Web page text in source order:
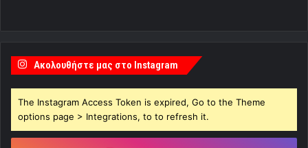
Ακολουθήστε μας στο Instagram
The Instagram Access Token is expired, Go to the Theme
options page > Integrations, to to refresh it.